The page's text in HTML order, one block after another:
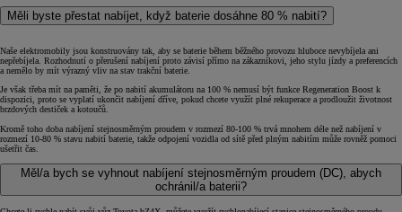
Měli byste přestat nabíjet, když baterie dosáhne 80 % nabití?
Naše elektromobily jsou konstruovány tak, aby se baterie během běžného provozu hluboce nevybíjela ani
nepřebíjela. Rozhodnutí o přerušení nabíjení proto závisí přímo na zákazníkovi, jeho stylu jízdy a preferencích
a nemělo by mít výrazný vliv na stav trakční baterie.
Je však třeba mít na paměti, že po nabití akumulátoru na 100 % nemusí být funkce Regeneration Boost k
dispozici, proto se vyplatí ukončit nabíjení dříve, pokud chcete využít plné rekuperace a prodloužit životnost
brzdových destiček a kotoučů.
Kromě toho doba nabíjení stejnosměrným proudem v rozmezí 80-100 % trvá mnohem déle než nabíjení v
rozmezí 10-80 % stavu nabití baterie, takže odpojení vozidla od sítě před plným nabitím může rovněž pomoci
ušetřit čas.
Měl/a bych se vyhnout nabíjení stejnosměrným proudem (DC), abych
ochránil/a baterii?